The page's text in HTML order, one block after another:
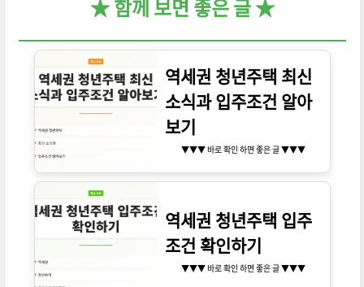
★ 함께 보면 좋은 글 ★
역세권 청년주택 최신
소식과 입주조건 알아
보기
▼▼▼ 바로 확인 하면 좋은 글 ▼▼▼
역세권 청년주택 입주
조건 확인하기
▼▼▼ 바로 확인 하면 좋은 글 ▼▼▼